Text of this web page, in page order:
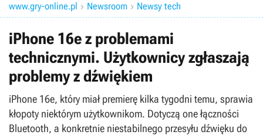
www.gry-online.pl  Newsroom  Newsy tech
iPhone 16e z problemami
technicznymi. Użytkownicy zgłaszają
problemy z dźwiękiem
iPhone 16e, który miał premierę kilka tygodni temu, sprawia
kłopoty niektórym użytkownikom. Dotyczą one łączności
Bluetooth, a konkretnie niestabilnego przesyłu dźwięku do